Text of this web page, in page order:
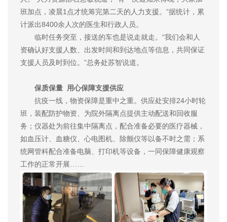
班加点，凌晨1点才统筹完第二天的人力支援。”据统计，累
计派出8400余人次的医生和行政人员。
临时任务突至，接送的车也是说走就走。“我们会和人
资确认好支援人数、出发时间和到达地点等信息，共同保证
支援人员及时到位。”总务处苏智说道。
保质保量 用心保障支援供应
抗疫一线，物资保障是重中之重。供应处安排24小时轮
班，装配防护物资、为院外隔离点提供主动配送和回收服
务；仪器处为前往集中隔离点，配合准备必要的医疗器械，
如血压计、血糖仪、心电图机、除颤仪等以备不时之需；系
统网管科配合准备电脑、打印机等设备，一同保障健康观察
工作的正常开展……